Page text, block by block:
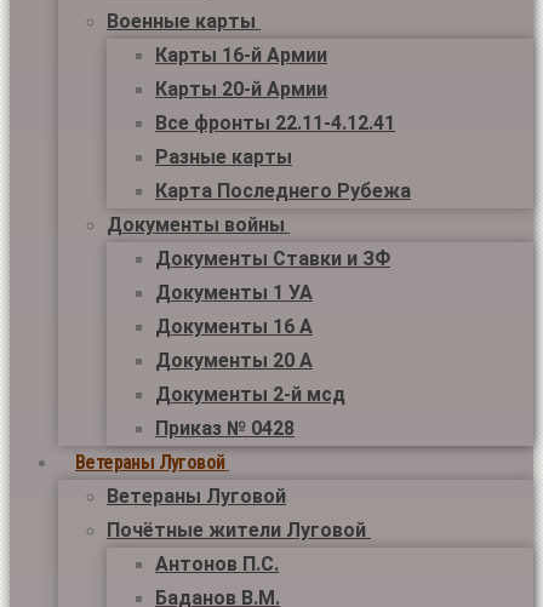
Военные карты
Карты 16-й Армии
Карты 20-й Армии
Все фронты 22.11-4.12.41
Разные карты
Карта Последнего Рубежа
Документы войны
Документы Ставки и ЗФ
Документы 1 УА
Документы 16 А
Документы 20 А
Документы 2-й мсд
Приказ № 0428
Ветераны Луговой
Ветераны Луговой
Почётные жители Луговой
Антонов П.С.
Баданов В.М.